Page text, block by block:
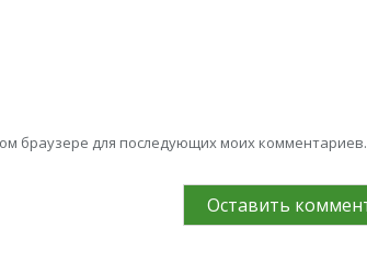
браузере для последующих моих комментариев.